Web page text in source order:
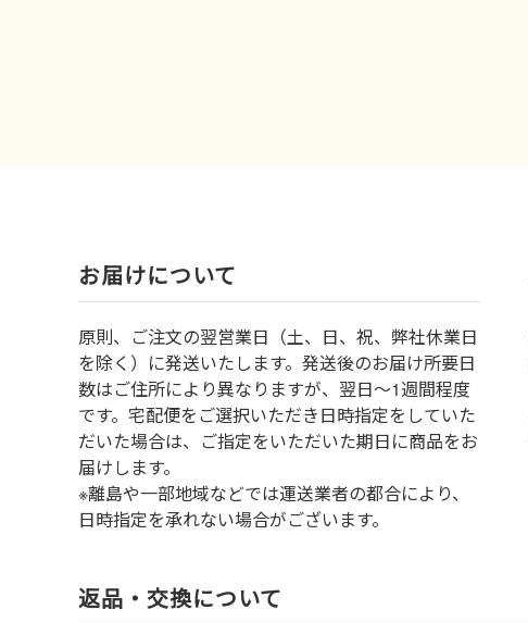
お届けについて
原則、ご注文の翌営業日（土、日、祝、弊社休業日
を除く）に発送いたします。発送後のお届け所要日
数はご住所により異なりますが、翌日～1週間程度
です。宅配便をご選択いただき日時指定をしていた
だいた場合は、ご指定をいただいた期日に商品をお
届けします。
※離島や一部地域などでは運送業者の都合により、
日時指定を承れない場合がございます。
返品・交換について